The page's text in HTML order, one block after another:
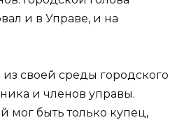
и в Управе, и на
своей среды городского
и членов управы.
мог быть только купец,